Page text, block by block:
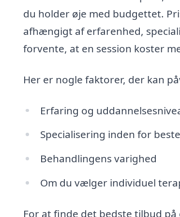
du holder øje med budgettet.
afhængigt af erfarenhed,
forvente, at en session koster
Her er nogle faktorer, der kan
Erfaring og
Specialisering inden for
Behandlingens varighed
Om du vælger individuel
For at finde det bedste tilbud